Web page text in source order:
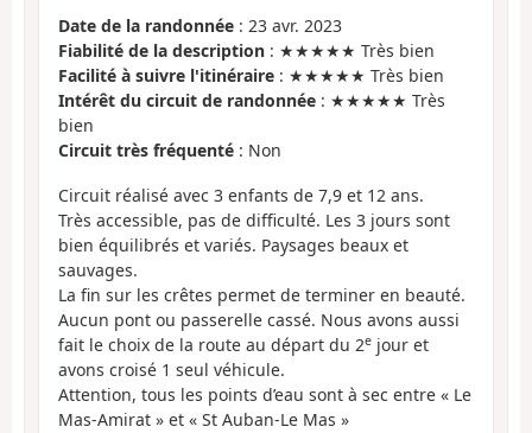
Date de la randonnée : 23 avr. 2023
Fiabilité de la description : ★★★★★ Très bien
Facilité à suivre l'itinéraire : ★★★★★ Très bien
Intérêt du circuit de randonnée : ★★★★★ Très
bien
Circuit très fréquenté : Non
Circuit réalisé avec 3 enfants de 7,9 et 12 ans.
Très accessible, pas de difficulté. Les 3 jours sont
bien équilibrés et variés. Paysages beaux et
sauvages.
La fin sur les crêtes permet de terminer en beauté.
Aucun pont ou passerelle cassé. Nous avons aussi
fait le choix de la route au départ du 2e jour et
avons croisé 1 seul véhicule.
Attention, tous les points d’eau sont à sec entre « Le
Mas-Amirat » et « St Auban-Le Mas »